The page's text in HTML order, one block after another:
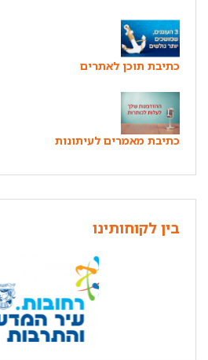
כתיבת תוכן לאתרים
כתיבת מאמרים לעיתונות
בין לקוחותינו